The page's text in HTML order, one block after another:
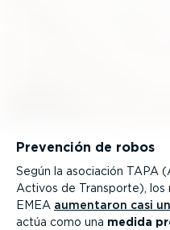
Prevención de robos
Según la asociación TAPA
Activos de Transporte), los
EMEA aumentaron casi
actúa como una medida